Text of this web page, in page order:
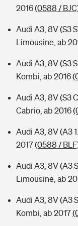
2016(0588 /
Audi A3, 8V (S3
Limousine, ab
Audi A3, 8V (S3
Kombi, ab 2016
Audi A3, 8V (S3
Cabrio, ab 2016
Audi A3, 8V (A3
2017(0588 /
Audi A3, 8V (A3
Limousine, ab
Audi A3, 8V (A3
Kombi, ab 2017